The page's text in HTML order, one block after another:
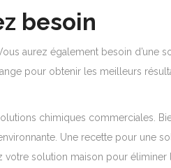
besoin
aurez également besoin d’une
pour obtenir les meilleurs
chimiques commerciales.
Une recette pour une
votre solution maison pour éliminer